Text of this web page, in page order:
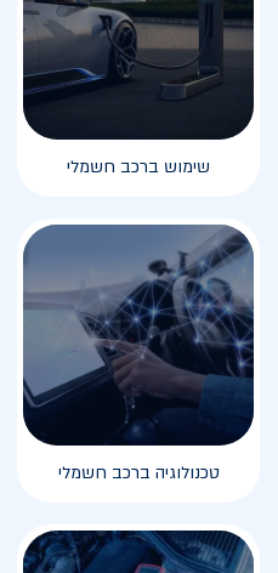
שימוש ברכב חשמלי
טכנולוגיה ברכב חשמלי